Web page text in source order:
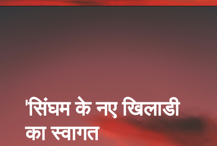
'सिंघम के नए खिलाडी
का स्वागत